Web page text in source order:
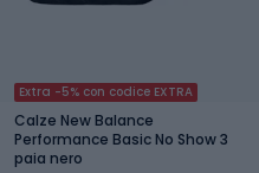
Extra -5% con codice EXTRA
Calze New Balance
Performance Basic No Show 3
paia nero